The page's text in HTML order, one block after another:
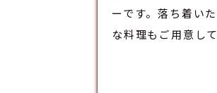
ーです。落ち着い
な料理もご用意し